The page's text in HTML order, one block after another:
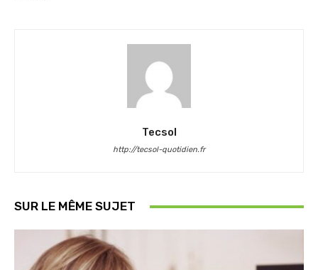
Tecsol
http://tecsol-quotidien.fr
SUR LE MÊME SUJET